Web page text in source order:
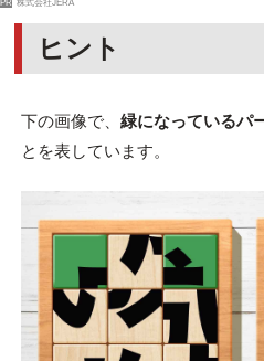
PR 株式会社JERA
ヒント
下の画像で、 緑になっているパ
とを表しています。